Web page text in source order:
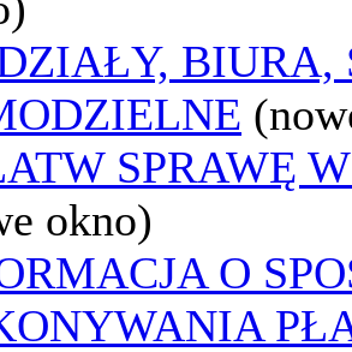
BIURA,
SPRAWĘ
okno)
O